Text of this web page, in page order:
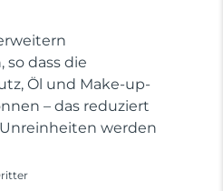
dass die
Öl und Make-up-
– das reduziert
werden